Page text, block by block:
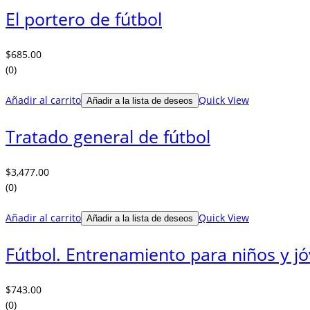
El portero de fútbol
$685.00
(0)
Añadir al carrito Añadir a la lista de deseos Quick View
Tratado general de fútbol
$3,477.00
(0)
Añadir al carrito Añadir a la lista de deseos Quick View
Fútbol. Entrenamiento para niños y
$743.00
(0)